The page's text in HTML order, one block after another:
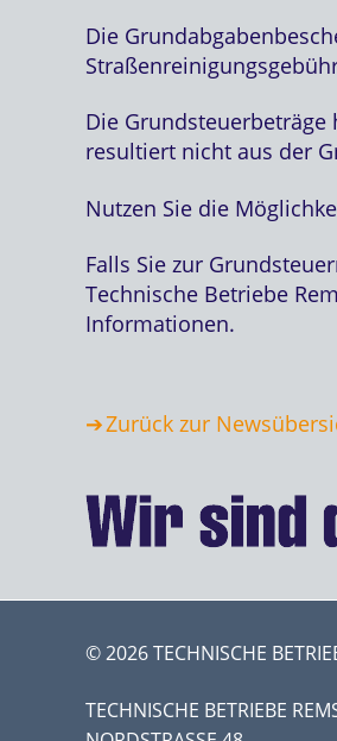
Die
Die Grundsteuerbeträge
resultiert nicht aus der
Nutzen Sie die
Falls Sie zur
Technische Betriebe
Informationen.
Zurück zur
© 2026 TECHNISCHE
TECHNISCHE BETRIEBE